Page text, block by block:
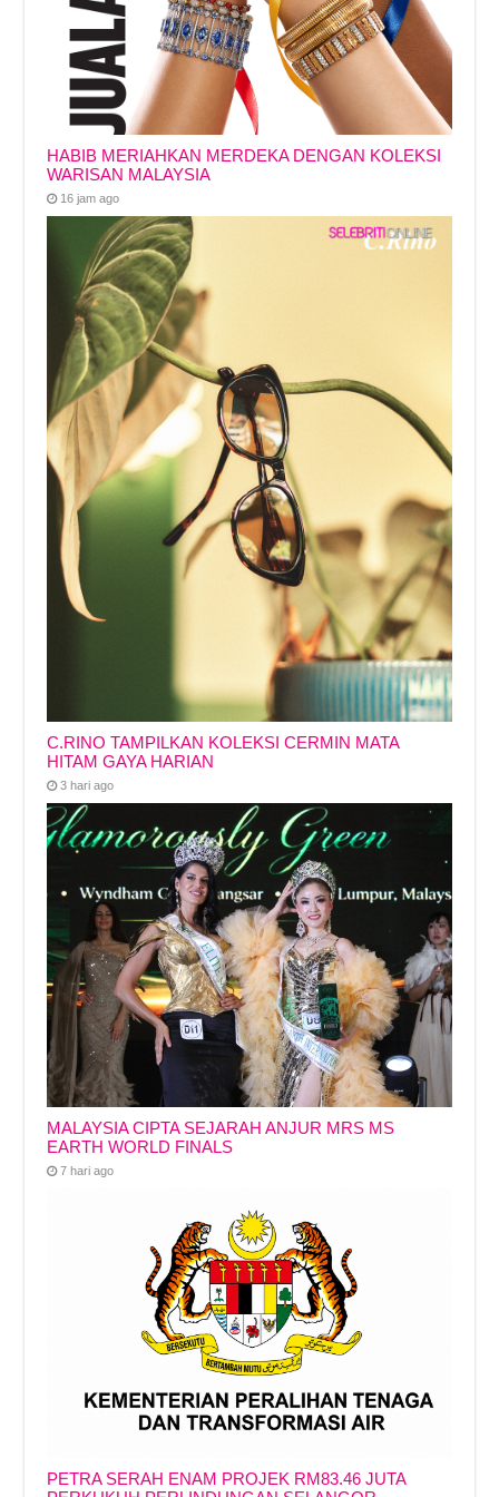
HABIB MERIAHKAN MERDEKA DENGAN KOLEKSI
WARISAN MALAYSIA
16 jam ago
C.RINO TAMPILKAN KOLEKSI CERMIN MATA
HITAM GAYA HARIAN
3 hari ago
MALAYSIA CIPTA SEJARAH ANJUR MRS MS
EARTH WORLD FINALS
7 hari ago
PETRA SERAH ENAM PROJEK RM83.46 JUTA